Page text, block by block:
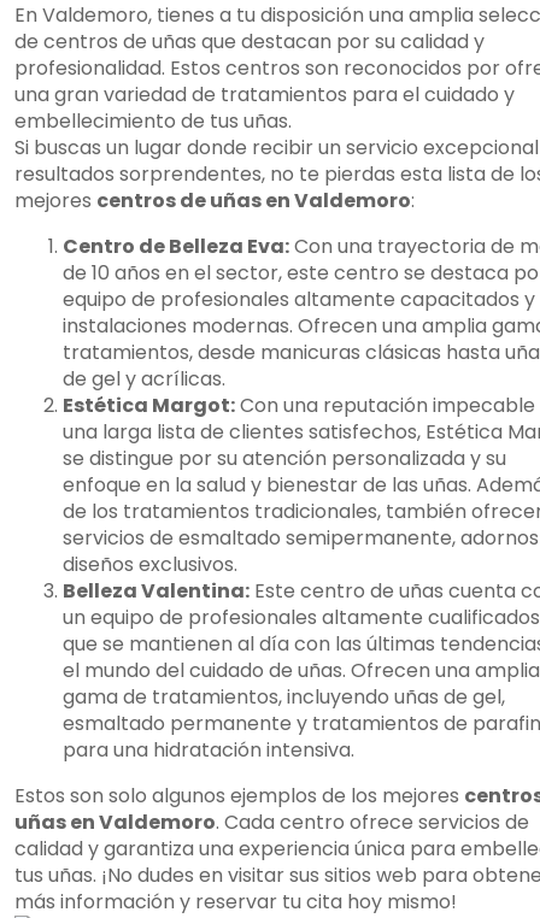
En Valdemoro, tienes a tu disposición una amplia
de centros de uñas que destacan por su calidad y
profesionalidad. Estos centros son reconocidos por
una gran variedad de tratamientos para el cuidado y
embellecimiento de tus uñas.
Si buscas un lugar donde recibir un servicio
resultados sorprendentes, no te pierdas esta lista de
mejores centros de uñas en Valdemoro:
Centro de Belleza Eva:Con una trayectoria de
de 10 años en el sector, este centro se destaca
equipo de profesionales altamente capacitados y
instalaciones modernas. Ofrecen una amplia
tratamientos, desde manicuras clásicas hasta
de gel y acrílicas.
Estética Margot:Con una reputación impecable
una larga lista de clientes satisfechos, Estética
se distingue por su atención personalizada y su
enfoque en la salud y bienestar de las uñas.
de los tratamientos tradicionales, también
servicios de esmaltado semipermanente,
diseños exclusivos.
Belleza Valentina: Este centro de uñas cuenta
un equipo de profesionales altamente cualificados
que se mantienen al día con las últimas
el mundo del cuidado de uñas. Ofrecen una amplia
gama de tratamientos, incluyendo uñas de gel,
esmaltado permanente y tratamientos de
para una hidratación intensiva.
Estos son solo algunos ejemplos de los mejores
uñas en Valdemoro. Cada centro ofrece servicios de
calidad y garantiza una experiencia única para
tus uñas. ¡No dudes en visitar sus sitios web para
más información y reservar tu cita hoy mismo!